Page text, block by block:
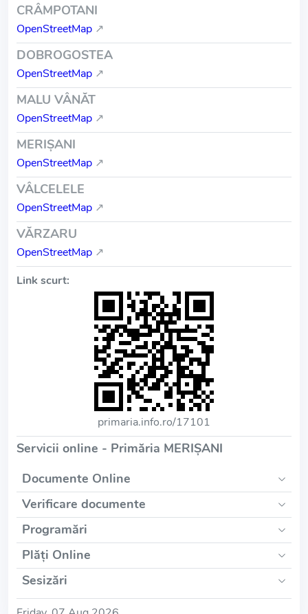
CRÂMPOTANI
OpenStreetMap ↗
DOBROGOSTEA
OpenStreetMap ↗
MALU VÂNĂT
OpenStreetMap ↗
MERIŞANI
OpenStreetMap ↗
VÂLCELELE
OpenStreetMap ↗
VĂRZARU
OpenStreetMap ↗
Link scurt:
primaria.info.ro/17101
Servicii online - Primăria MERIŞANI
Documente Online
Verificare documente
Programări
Plăți Online
Sesizări